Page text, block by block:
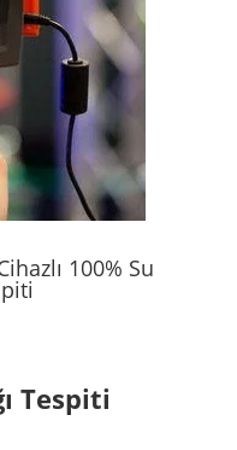
100% Su
Tespiti